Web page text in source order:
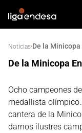
Noticias·De la
De la Minicopa
Ocho campeones
medallista
cantera de la
darnos ilustres